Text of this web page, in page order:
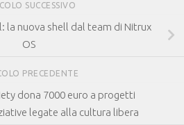
SUCCESSIVO
la nuova shell dal team di Nitrux
OS
PRECEDENTE
dona 7000 euro a progetti
legate alla cultura libera